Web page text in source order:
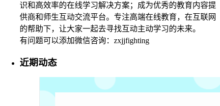
识和高效率的在线学习解决方案；成为优秀的教育内容提
供商和师生互动交流平台。专注高端在线教育，在互联网
的帮助下，让大家一起去寻找互动主动学习的未来。
有问题可以添加微信咨询：zxjjfighting
近期动态